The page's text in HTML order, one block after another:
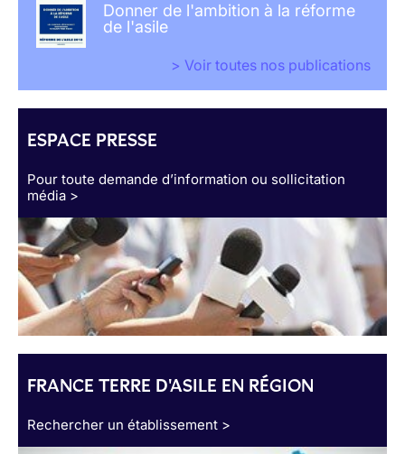
Donner de l'ambition à la réforme
de l'asile
> Voir toutes nos publications
ESPACE PRESSE
Pour toute demande d’information ou sollicitation
média >
FRANCE TERRE D'ASILE EN RÉGION
Rechercher un établissement >